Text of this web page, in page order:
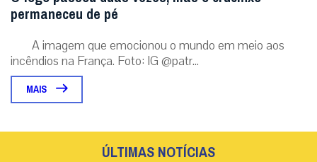
permaneceu de pé
A imagem que emocionou o mundo em meio aos
incêndios na França. Foto: IG @patr...
MAIS
ÚLTIMAS NOTÍCIAS